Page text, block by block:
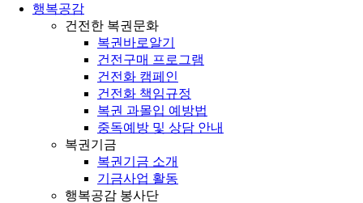
행복공감
건전한 복권문화
복권바로알기
건전구매 프로그램
건전화 캠페인
건전화 책임규정
복권 과몰입 예방법
중독예방 및 상담 안내
복권기금
복권기금 소개
기금사업 활동
행복공감 봉사단